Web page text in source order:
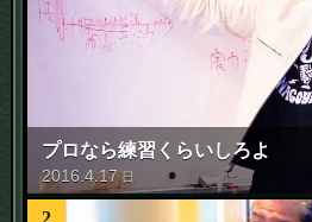
プロなら練習くらいしろよ
2016 .4.17 日